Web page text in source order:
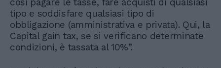
tipo e soddisfare qualsiasi tipo di
obbligazione (amministrativa e privata). Qui, la
Capital gain tax, se si verificano determinate
condizioni, è tassata al 10%”.